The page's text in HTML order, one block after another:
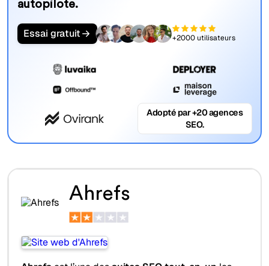
autopilote.
Essai gratuit +2000 utilisateurs
Adopté par +20 agences
SEO.
Ahrefs